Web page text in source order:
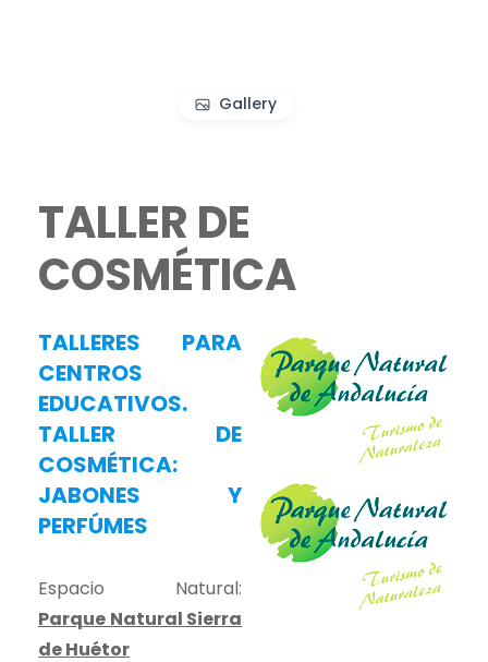
Gallery
TALLER DE
COSMÉTICA
TALLERES PARA
CENTROS
EDUCATIVOS.
TALLER DE
COSMÉTICA:
JABONES Y
PERFÚMES
Espacio Natural:
Parque Natural Sierra
de Huétor